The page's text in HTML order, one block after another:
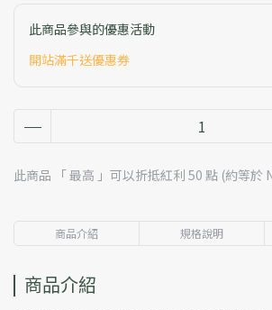
此商品參與的優惠活動
開站滿千送優惠券
此商品 「 最高 」可以折抵紅利 50 點 (約等於
商品介紹 規格說明
商品介紹